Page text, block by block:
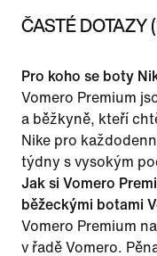
ČASTÉ DOTAZY
Pro koho se boty
Vomero Premium
a běžkyně, kteří
Nike pro
týdny s vysokým
Jak si Vomero
běžeckými botami
Vomero Premium
v řadě Vomero.